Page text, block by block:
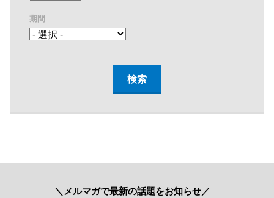
期間
＼メルマガで最新の話題をお知らせ／